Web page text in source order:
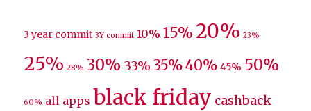
3 year commit 3Y commit 10% 15% 20% 23%
25% 28% 30% 33% 35%40% 45% 50%
60% all apps black friday cashback